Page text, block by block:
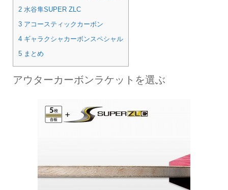
2 水谷隼SUPER ZLC
3 アコースティックカーボン
4 ギャラクシャカーボンスペシャル
5 まとめ
アウターカーボンラケットを選ぶ